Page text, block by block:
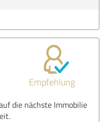
Empfehlung
die nächste Immobilie